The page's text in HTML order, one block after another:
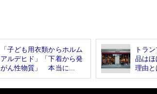
「子ども用衣類からホルム
アルデヒド」「下着から発
がん性物質」 本当に...
トラ
品は
理由